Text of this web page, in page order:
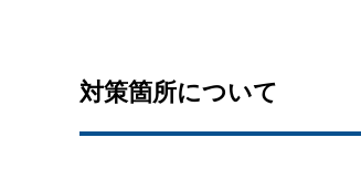
対策箇所について